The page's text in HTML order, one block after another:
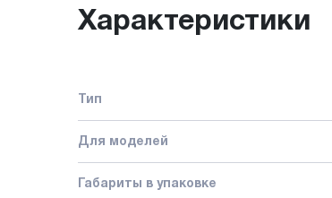
Характеристики
Тип
Для моделей
Габариты в упаковке